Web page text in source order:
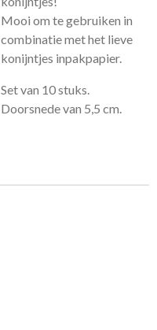
Mooi om te gebruiken in
combinatie met het lieve
konijntjes inpakpapier.
Set van 10 stuks.
Doorsnede van 5,5 cm.